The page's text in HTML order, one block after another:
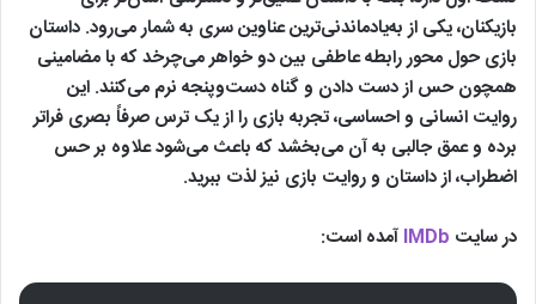
بازیکنان، یکی از به‌یادماندنی‌ترین عناوین سری به شمار می‌رود. داستان
بازی حول محور رابطه عاطفی بین دو خواهر می‌چرخد که با مضامینی
همچون حس از دست دادن و گناه دست‌وپنجه نرم می‌کنند. این
روایت انسانی و احساسی، تجربه بازی را از یک ترس صرفاً بصری فراتر
برده و عمق جالبی به آن می‌بخشد که باعث می‌شود علاوه بر حس
اضطراب، از داستان و روایت بازی نیز لذت ببرید.
در سایت IMDb آمده است: